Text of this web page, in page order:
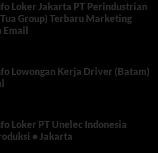
Loker Jakarta PT Perindustrian
Group) Terbaru Marketing
Lowongan Kerja Driver (Batam)
Loker PT Unelec Indonesia
• Jakarta